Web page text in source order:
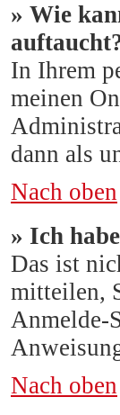
» Wie
In Ihrem
meinen
dann als
Nach oben
» Ich
Das ist
mitteilen,
Anmelde-
Nach oben